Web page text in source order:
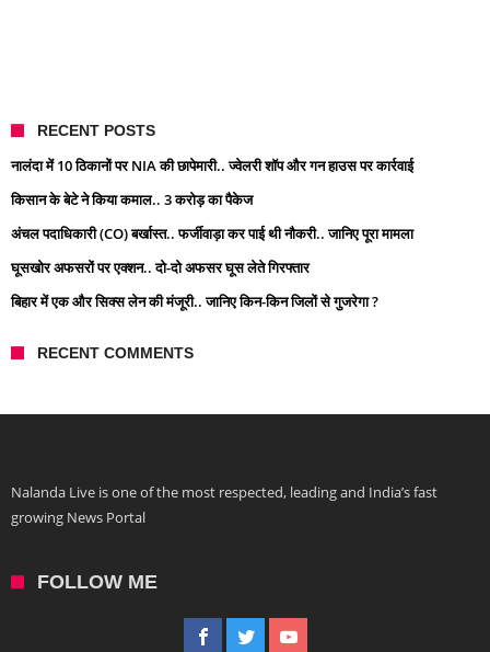
RECENT POSTS
नालंदा में 10 ठिकानों पर NIA की छापेमारी.. ज्वेलरी शॉप और गन हाउस पर कार्रवाई
किसान के बेटे ने किया कमाल.. 3 करोड़ का पैकेज
अंचल पदाधिकारी (CO) बर्खास्त.. फर्जीवाड़ा कर पाई थी नौकरी.. जानिए पूरा मामला
घूसखोर अफसरों पर एक्शन.. दो-दो अफसर घूस लेते गिरफ्तार
बिहार में एक और सिक्स लेन की मंजूरी.. जानिए किन-किन जिलों से गुजरेगा ?
RECENT COMMENTS
Nalanda Live is one of the most respected, leading and India’s fast
growing News Portal
FOLLOW ME